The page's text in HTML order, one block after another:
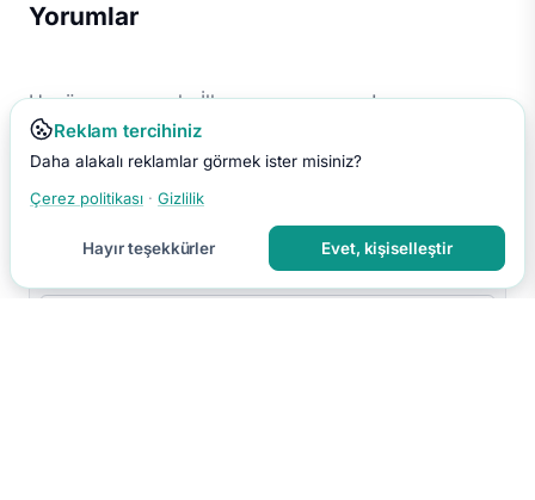
Yorumlar
Henüz yorum yok. İlk yorumu sen yap!
Reklam tercihiniz
Daha alakalı reklamlar görmek ister misiniz?
Çerez politikası · Gizlilik
Hayır teşekkürler Evet, kişiselleştir